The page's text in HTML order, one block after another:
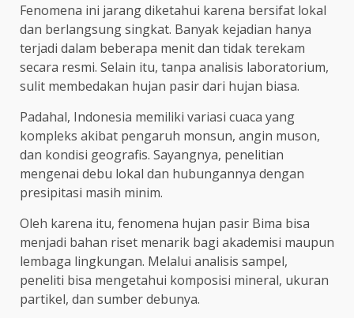
Fenomena ini jarang diketahui karena bersifat lokal
dan berlangsung singkat. Banyak kejadian hanya
terjadi dalam beberapa menit dan tidak terekam
secara resmi. Selain itu, tanpa analisis laboratorium,
sulit membedakan hujan pasir dari hujan biasa.
Padahal, Indonesia memiliki variasi cuaca yang
kompleks akibat pengaruh monsun, angin muson,
dan kondisi geografis. Sayangnya, penelitian
mengenai debu lokal dan hubungannya dengan
presipitasi masih minim.
Oleh karena itu, fenomena hujan pasir Bima bisa
menjadi bahan riset menarik bagi akademisi maupun
lembaga lingkungan. Melalui analisis sampel,
peneliti bisa mengetahui komposisi mineral, ukuran
partikel, dan sumber debunya.